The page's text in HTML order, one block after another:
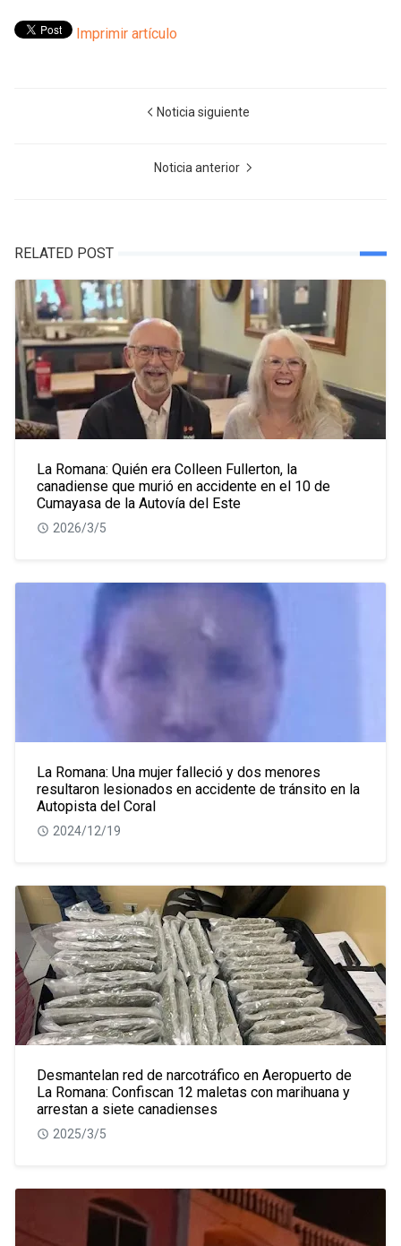
Imprimir artículo
Noticia siguiente
Noticia anterior
RELATED POST
La Romana: Quién era Colleen Fullerton, la
canadiense que murió en accidente en el 10 de
Cumayasa de la Autovía del Este
2026/3/5
La Romana: Una mujer falleció y dos menores
resultaron lesionados en accidente de tránsito en la
Autopista del Coral
2024/12/19
Desmantelan red de narcotráfico en Aeropuerto de
La Romana: Confiscan 12 maletas con marihuana y
arrestan a siete canadienses
2025/3/5